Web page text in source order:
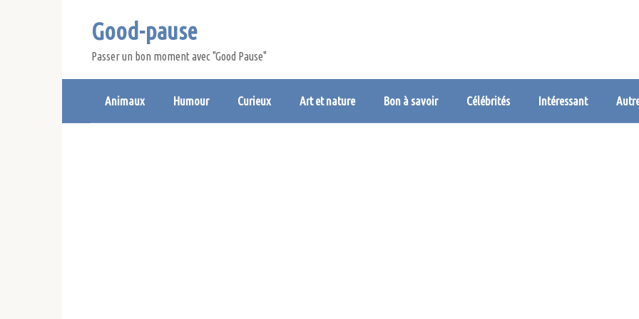
Good-pause
Passer un bon moment avec "Good Pause"
Animaux Humour Curieux Art et nature Bon à savoir Célébrités Intéressant